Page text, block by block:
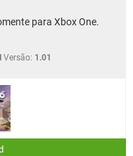
para Xbox One.
Versão: 1.01